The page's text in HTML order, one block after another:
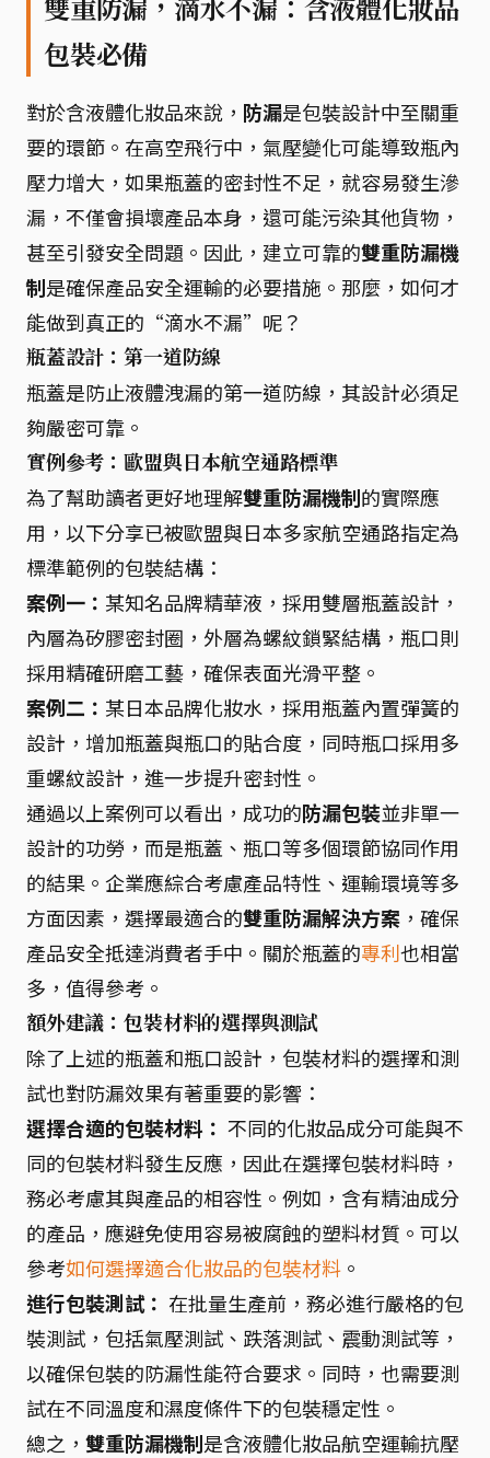
雙重防漏，滴水不漏：含液體化妝品
包裝必備
對於含液體化妝品來說， 防漏是包裝設計中至關重
要的環節。在高空飛行中，氣壓變化可能導致瓶內
壓力增大，如果瓶蓋的密封性不足，就容易發生滲
漏，不僅會損壞產品本身，還可能污染其他貨物，
甚至引發安全問題。因此，建立可靠的雙重防漏機
制是確保產品安全運輸的必要措施。那麼，如何才
能做到真正的“滴水不漏”呢？
瓶蓋設計：第一道防線
瓶蓋是防止液體洩漏的第一道防線，其設計必須足
夠嚴密可靠。
實例參考：歐盟與日本航空通路標準
為了幫助讀者更好地理解雙重防漏機制的實際應
用，以下分享已被歐盟與日本多家航空通路指定為
標準範例的包裝結構：
案例一： 某知名品牌精華液，採用雙層瓶蓋設計，
內層為矽膠密封圈，外層為螺紋鎖緊結構，瓶口則
採用精確研磨工藝，確保表面光滑平整。
案例二： 某日本品牌化妝水，採用瓶蓋內置彈簧的
設計，增加瓶蓋與瓶口的貼合度，同時瓶口採用多
重螺紋設計，進一步提升密封性。
通過以上案例可以看出，成功的防漏包裝並非單一
設計的功勞，而是瓶蓋、瓶口等多個環節協同作用
的結果。企業應綜合考慮產品特性、運輸環境等多
方面因素，選擇最適合的雙重防漏解決方案 ，確保
產品安全抵達消費者手中。關於瓶蓋的專利也相當
多，值得參考。
額外建議：包裝材料的選擇與測試
除了上述的瓶蓋和瓶口設計，包裝材料的選擇和測
試也對防漏效果有著重要的影響：
選擇合適的包裝材料： 不同的化妝品成分可能與不
同的包裝材料發生反應，因此在選擇包裝材料時，
務必考慮其與產品的相容性。例如，含有精油成分
的產品，應避免使用容易被腐蝕的塑料材質。可以
參考如何選擇適合化妝品的包裝材料 。
進行包裝測試： 在批量生產前，務必進行嚴格的包
裝測試，包括氣壓測試、跌落測試、震動測試等，
以確保包裝的防漏性能符合要求。同時，也需要測
試在不同溫度和濕度條件下的包裝穩定性。
總之， 雙重防漏機制是含液體化妝品航空運輸抗壓